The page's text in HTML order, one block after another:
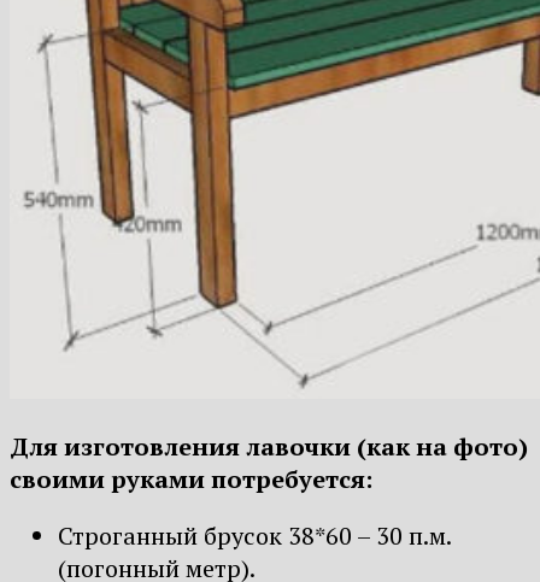
Для изготовления лавочки (как на фото)
своими руками потребуется:
Строганный брусок 38*60 – 30 п.м.
(погонный метр).